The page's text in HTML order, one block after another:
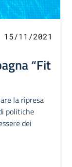
15/11/2021
“Fit
la ripresa
politiche
dei